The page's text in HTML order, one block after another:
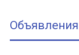
Объявления